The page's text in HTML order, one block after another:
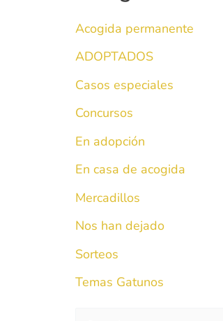
Acogida permanente
ADOPTADOS
Casos especiales
Concursos
En adopción
En casa de acogida
Mercadillos
Nos han dejado
Sorteos
Temas Gatunos